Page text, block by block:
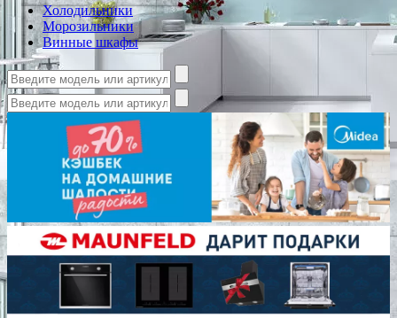
Холодильники
Морозильники
Винные шкафы